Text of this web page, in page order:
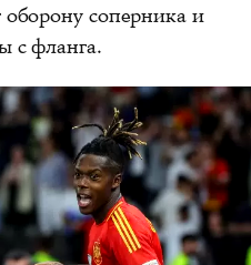
оборону соперника и
с фланга.